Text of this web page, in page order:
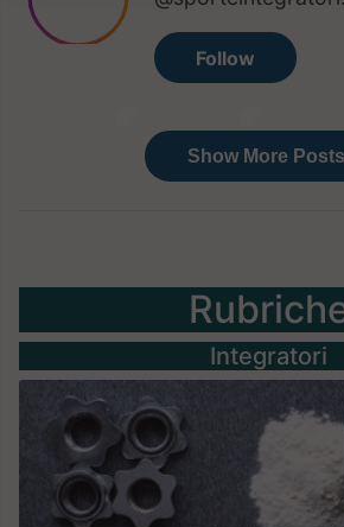
Integratori